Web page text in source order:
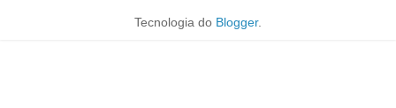
Tecnologia do Blogger.